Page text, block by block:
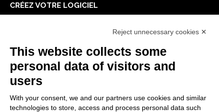
CRÉEZ VOTRE LOGICIEL
E-Book
MENTIONS LÉGALES
Politiques de confidentialité
Reject unnecessary cookies ✕
This website collects some
personal data of visitors and
users
With your consent, we and our partners use cookies and similar
technologies to store, access and process personal data such